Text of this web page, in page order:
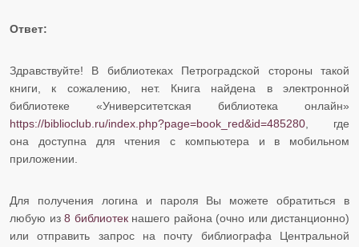
Ответ:
Здравствуйте! В библиотеках Петроградской стороны такой
книги, к сожалению, нет. Книга найдена в электронной
библиотеке «Университетская библиотека онлайн»
https://biblioclub.ru/index.php?page=book_red&id=485280 , где
она доступна для чтения с компьютера и в мобильном
приложении.
Для получения логина и пароля Вы можете обратиться в
любую из 8 библиотекнашего района (очно или дистанционно)
или отправить запрос на почту библиографа Центральной